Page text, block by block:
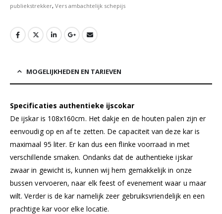
publiekstrekker, Vers ambachtelijk schepijs
MOGELIJKHEDEN EN TARIEVEN
Specificaties authentieke ijscokar
De ijskar is 108x160cm. Het dakje en de houten palen zijn er
eenvoudig op en af te zetten. De capaciteit van deze kar is
maximaal 95 liter. Er kan dus een flinke voorraad in met
verschillende smaken. Ondanks dat de authentieke ijskar
zwaar in gewicht is, kunnen wij hem gemakkelijk in onze
bussen vervoeren, naar elk feest of evenement waar u maar
wilt. Verder is de kar namelijk zeer gebruiksvriendelijk en een
prachtige kar voor elke locatie.